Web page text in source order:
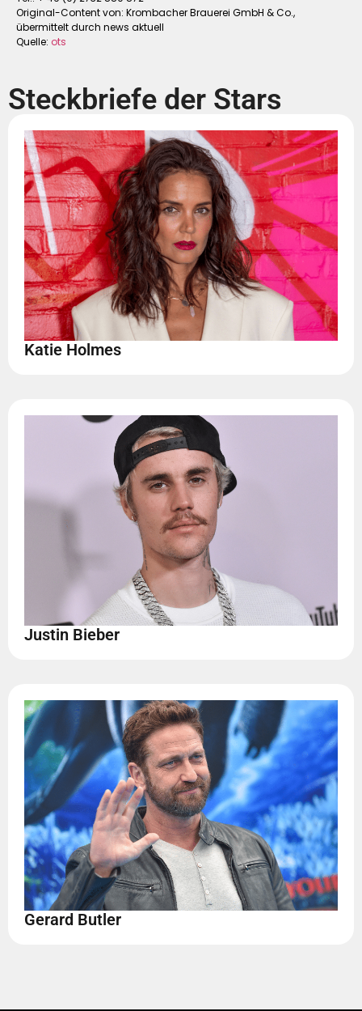
Original-Content von: Krombacher Brauerei GmbH & Co.,
übermittelt durch news aktuell
Quelle: ots
Steckbriefe der Stars
Katie Holmes
Justin Bieber
Gerard Butler